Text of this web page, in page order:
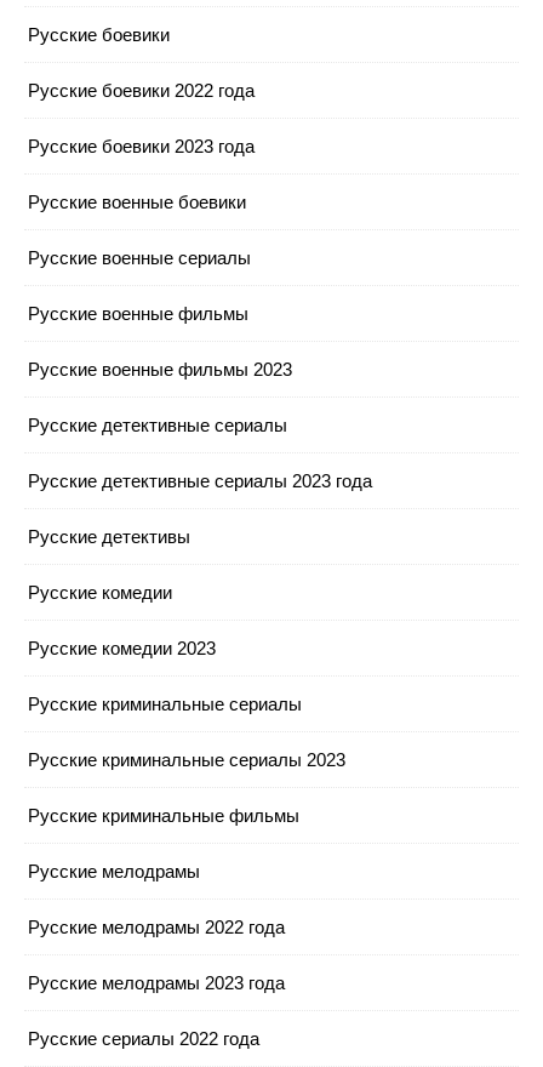
Русские боевики
Русские боевики 2022 года
Русские боевики 2023 года
Русские военные боевики
Русские военные сериалы
Русские военные фильмы
Русские военные фильмы 2023
Русские детективные сериалы
Русские детективные сериалы 2023 года
Русские детективы
Русские комедии
Русские комедии 2023
Русские криминальные сериалы
Русские криминальные сериалы 2023
Русские криминальные фильмы
Русские мелодрамы
Русские мелодрамы 2022 года
Русские мелодрамы 2023 года
Русские сериалы 2022 года